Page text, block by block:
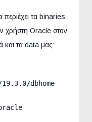
τα binaries
χρήστη Oracle στον
και τα data μας:
dbhome